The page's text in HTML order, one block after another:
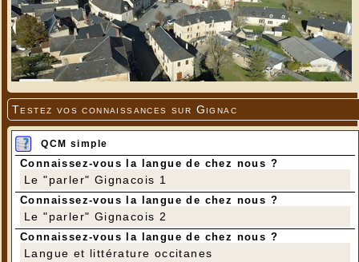
Testez vos connaissances sur Gignac
QCM simple
Connaissez-vous la langue de chez nous ?
Le "parler" Gignacois 1
Connaissez-vous la langue de chez nous ?
Le "parler" Gignacois 2
Connaissez-vous la langue de chez nous ?
Langue et littérature occitanes